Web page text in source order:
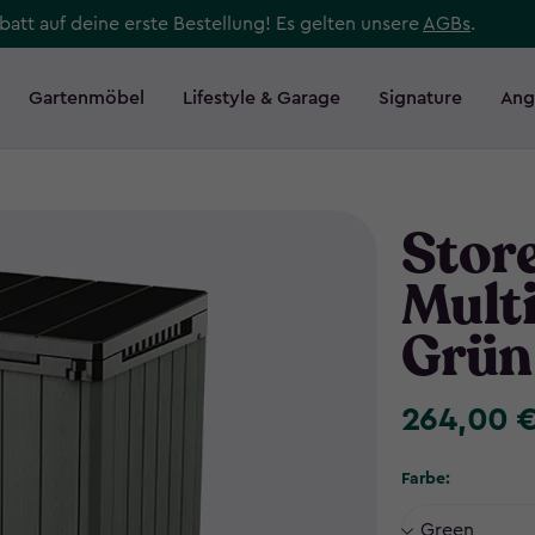
auf deine erste Bestellung! Es gelten unsere AGBs.
Gartenmöbel Lifestyle & Garage Signature
Grün
264,00
264,00
Farbe: